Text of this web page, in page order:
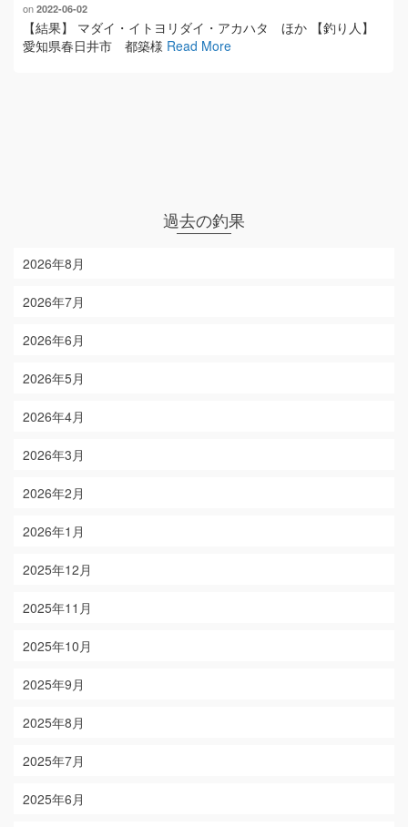
on 2022-06-02
【結果】 マダイ・イトヨリダイ・アカハタ ほか 【釣り人】
愛知県春日井市 都築様 Read More
過去の釣果
2026年8月
2026年7月
2026年6月
2026年5月
2026年4月
2026年3月
2026年2月
2026年1月
2025年12月
2025年11月
2025年10月
2025年9月
2025年8月
2025年7月
2025年6月